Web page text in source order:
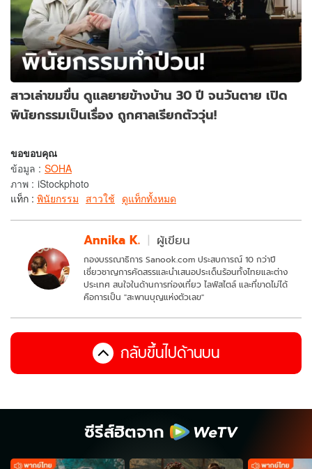
สาวเล่าขมขื่น ดูแลยายข้างบ้าน 30 ปี จนวันตาย เปิด
พินัยกรรมเป็นเรื่อง ถูกศาลเรียกตัววุ่น!
ขอขอบคุณ
ข้อมูล : SOHA
ภาพ : iStockphoto
แท็ก : พินัยกรรม สาวใช้ ดูแท็กทั้งหมด
Annika K. ผู้เขียน
กองบรรณาธิการ Sanook.com ประสบการณ์ 10 กว่าปี
เชี่ยวชาญการคัดสรรและนำเสนอประเด็นร้อนทั้งไทยและต่าง
ประเทศ สนใจในด้านการท่องเที่ยว ไลฟ์สไตล์ และที่ขาดไม่ได้
คือการเป็น "สะพานบุญแห่งตัวเลข"
กลับขึ้นไปด้านบน
ซีรีส์ฮิตจาก